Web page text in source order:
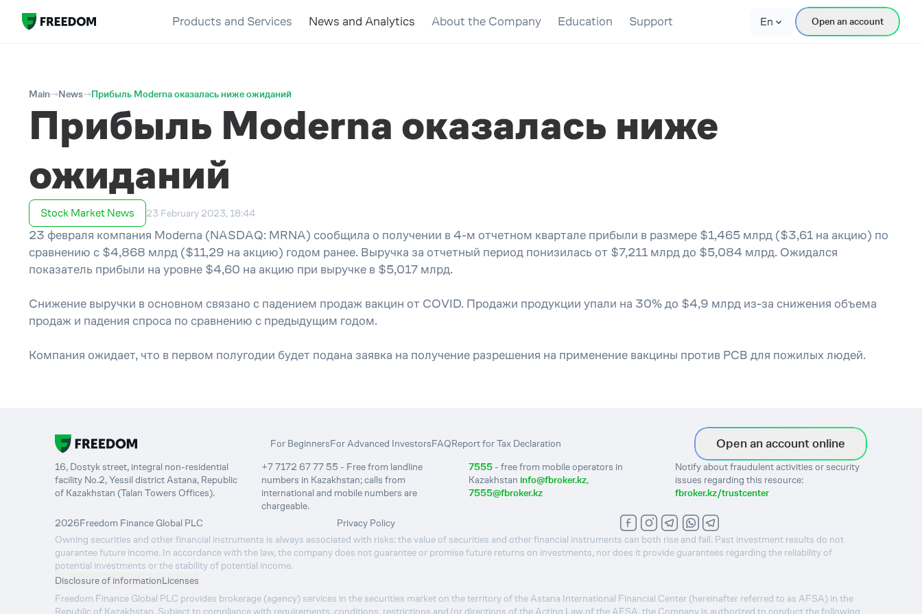
Products and Services News and Analytics About the Company Education Support En Open an account
Main News Прибыль Moderna оказалась ниже ожиданий
Прибыль Moderna оказалась ниже
ожиданий
Stock Market News 23 February 2023, 18:44
23 февраля компания Moderna (NASDAQ: MRNA) сообщила о получении в 4-м отчетном квартале прибыли в размере $1,465 млрд ($3,61 на акцию) по
сравнению с $4,868 млрд ($11,29 на акцию) годом ранее. Выручка за отчетный период понизилась от $7,211 млрд до $5,084 млрд. Ожидался
показатель прибыли на уровне $4,60 на акцию при выручке в $5,017 млрд.
Снижение выручки в основном связано с падением продаж вакцин от COVID. Продажи продукции упали на 30% до $4,9 млрд из-за снижения объема
продаж и падения спроса по сравнению с предыдущим годом.
Компания ожидает, что в первом полугодии будет подана заявка на получение разрешения на применение вакцины против РСВ для пожилых людей.
For BeginnersFor Advanced InvestorsFAQReport for Tax Declaration Open an account online
16, Dostyk street, integral non-residential
facility No.2, Yessil district Astana, Republic
of Kazakhstan (Talan Towers Offices).
+7 7172 67 77 55 - Free from landline
numbers in Kazakhstan; calls from
international and mobile numbers are
chargeable.
7555- free from mobile operators in
Kazakhstan info@fbroker.kz,
7555@fbroker.kz
Notify about fraudulent activities or security
issues regarding this resource:
fbroker.kz/trustcenter
2026Freedom Finance Global PLC
Privacy Policy
Owning securities and other financial instruments is always associated with risks: the value of securities and other financial instruments can both rise and fall. Past investment results do not
guarantee future income. In accordance with the law, the company does not guarantee or promise future returns on investments, nor does it provide guarantees regarding the reliability of
potential investments or the stability of potential income.
Disclosure of informationLicenses
Freedom Finance Global PLC provides brokerage (agency) services in the securities market on the territory of the Astana International Financial Center (hereinafter referred to as AFSA) in the
Republic of Kazakhstan. Subject to compliance with requirements, conditions, restrictions and/or directions of the Acting Law of the AFSA, the Company is authorized to conduct the following